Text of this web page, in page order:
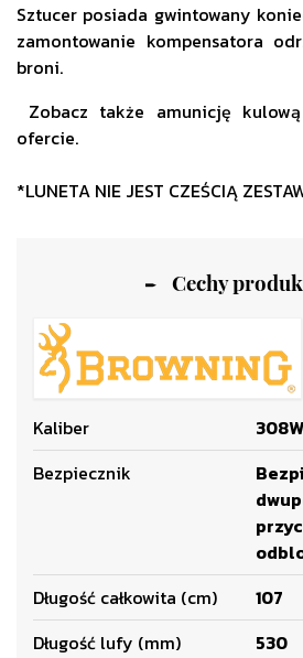
Cechy
Kaliber
Bezpiecznik
Długość całkowita (cm)
107
Długość lufy (mm)
530
Sztucer posiada gwintowany
zamontowanie kompensatora
broni.
Zobacz także amunicję kulową
ofercie.
*LUNETA NIE JEST CZEŚCIĄ